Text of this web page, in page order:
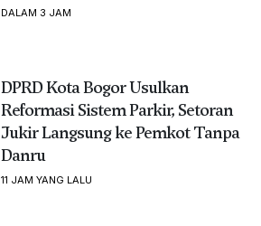
DALAM 3 JAM
DPRD Kota Bogor Usulkan
Reformasi Sistem Parkir, Setoran
Jukir Langsung ke Pemkot Tanpa
Danru
11 JAM YANG LALU